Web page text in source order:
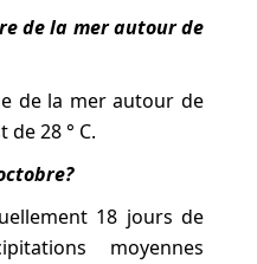
de la mer autour de
de la mer autour de
28 ° C.
18 jours de
moyennes